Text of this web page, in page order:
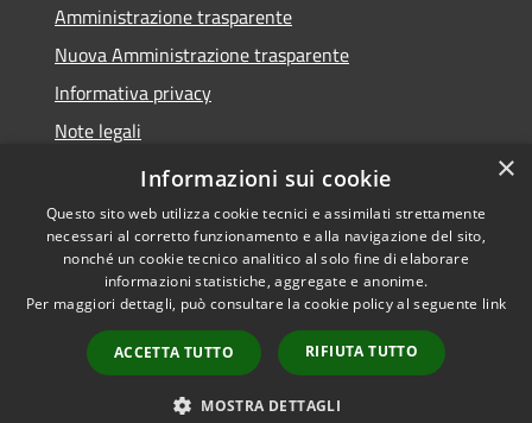
Amministrazione trasparente
Nuova Amministrazione trasparente
Informativa privacy
Note legali
Dichiarazione di accessibilità
Accessibilità
Copyright © 2026 • Comune di
Danta di Cadore • Powered by
Municipium•
Accesso
redazione
×
Informazioni sui cookie
Questo sito web utilizza cookie tecnici e assimilati strettamente
necessari al corretto funzionamento e alla navigazione del sito,
nonché un cookie tecnico analitico al solo fine di elaborare
informazioni statistiche, aggregate e anonime.
Per maggiori dettagli, può consultare la cookie policy al seguente link
ACCETTA TUTTO RIFIUTA TUTTO
MOSTRA DETTAGLI